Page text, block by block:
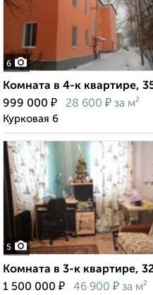
6
Комната в 4-к квартире,
999 000 ₽ 28 600 ₽ за м²
Курковая 6
5
Комната в 3-к квартире,
1 500 000 ₽ 46 900 ₽ за м²